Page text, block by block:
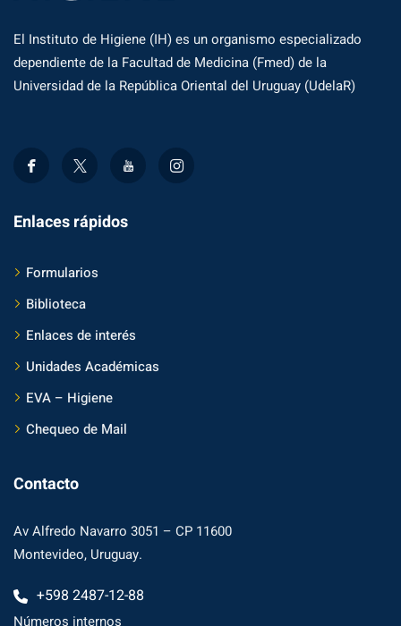
El Instituto de Higiene (IH) es un organismo especializado
dependiente de la Facultad de Medicina (Fmed) de la
Universidad de la República Oriental del Uruguay (UdelaR)
Enlaces rápidos
Formularios
Biblioteca
Enlaces de interés
Unidades Académicas
EVA – Higiene
Chequeo de Mail
Contacto
Av Alfredo Navarro 3051 – CP 11600
Montevideo, Uruguay.
+598 2487-12-88
Números internos